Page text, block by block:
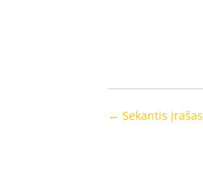
←Sekantis įrašas